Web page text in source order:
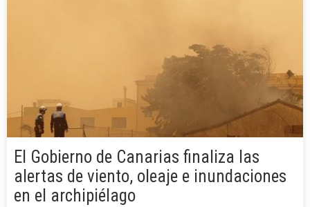
El Gobierno de Canarias finaliza las
alertas de viento, oleaje e inundaciones
en el archipiélago